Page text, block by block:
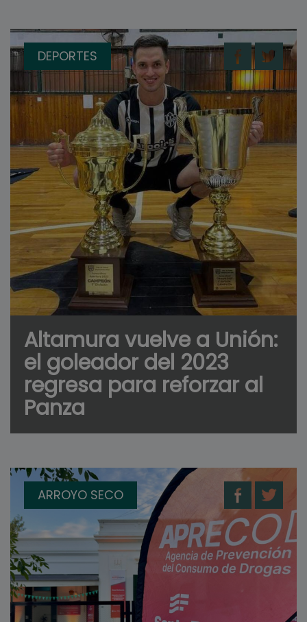
DEPORTES
Altamura vuelve a Unión:
el goleador del 2023
regresa para reforzar al
Panza
ARROYO SECO